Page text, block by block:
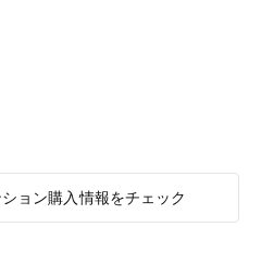
ョン購入情報をチェック